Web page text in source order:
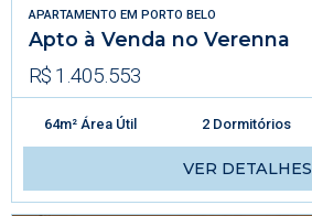
APARTAMENTO EM PORTO BELO
Apto à Venda no Verenna
R$ 1.405.553
64m² Área Útil 2 Dormitórios
VER DETALHES